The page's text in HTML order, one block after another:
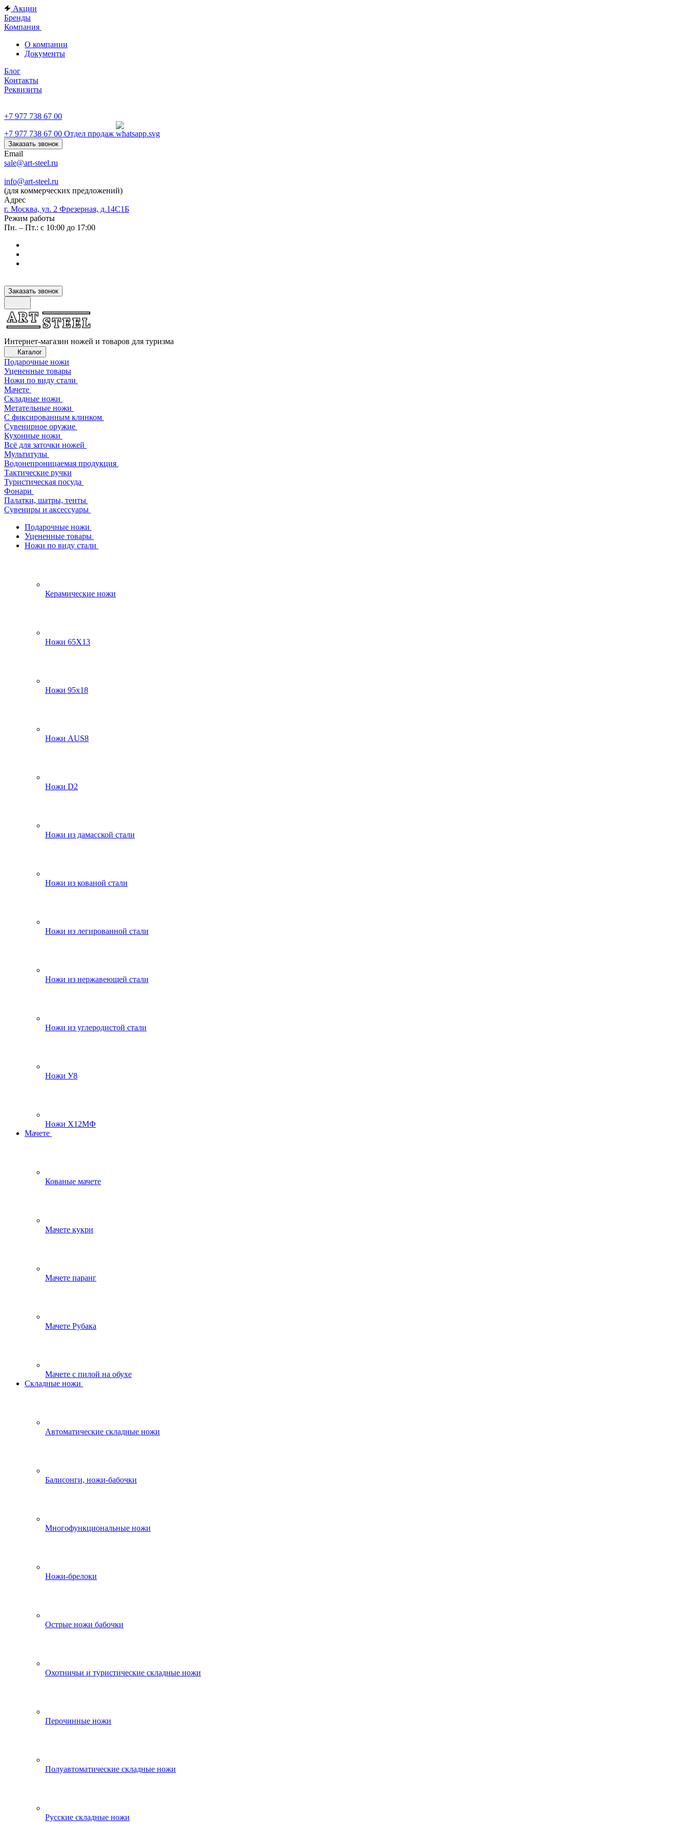
Акции
Бренды
Компания
О компании
Документы
Блог
Контакты
Реквизиты
+7 977 738 67 00
+7 977 738 67 00 Отдел продаж
Заказать звонок
Email
sale@art-steel.ru
info@art-steel.ru
(для коммерческих предложений)
Адрес
г. Москва, ул. 2 Фрезерная, д.14С1Б
Режим работы
Пн. – Пт.: с 10:00 до 17:00
Заказать звонок
Интернет-магазин ножей и товаров для туризма
Каталог
Подарочные ножи
Уцененные товары
Ножи по виду стали
Мачете
Складные ножи
Метательные ножи
С фиксированным клинком
Сувенирное оружие
Кухонные ножи
Всё для заточки ножей
Мультитулы
Водонепроницаемая продукция
Тактические ручки
Туристическая посуда
Фонари
Палатки, шатры, тенты
Сувениры и аксессуары
Подарочные ножи
Уцененные товары
Ножи по виду стали
Керамические ножи
Ножи 65Х13
Ножи 95х18
Ножи AUS8
Ножи D2
Ножи из дамасской стали
Ножи из кованой стали
Ножи из легированной стали
Ножи из нержавеющей стали
Ножи из углеродистой стали
Ножи У8
Ножи Х12МФ
Мачете
Кованые мачете
Мачете кукри
Мачете паранг
Мачете Рубака
Мачете с пилой на обухе
Складные ножи
Автоматические складные ножи
Балисонги, ножи-бабочки
Многофункциональные ножи
Ножи-брелоки
Острые ножи бабочки
Охотничьи и туристические складные ножи
Перочинные ножи
Полуавтоматические складные ножи
Русские складные ножи